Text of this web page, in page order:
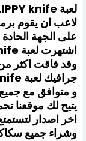
لاعب ان يقوم
على الجهة
وقد فاقت اكثر
و متوافق مع
اخر اصدار
وشراء جميع